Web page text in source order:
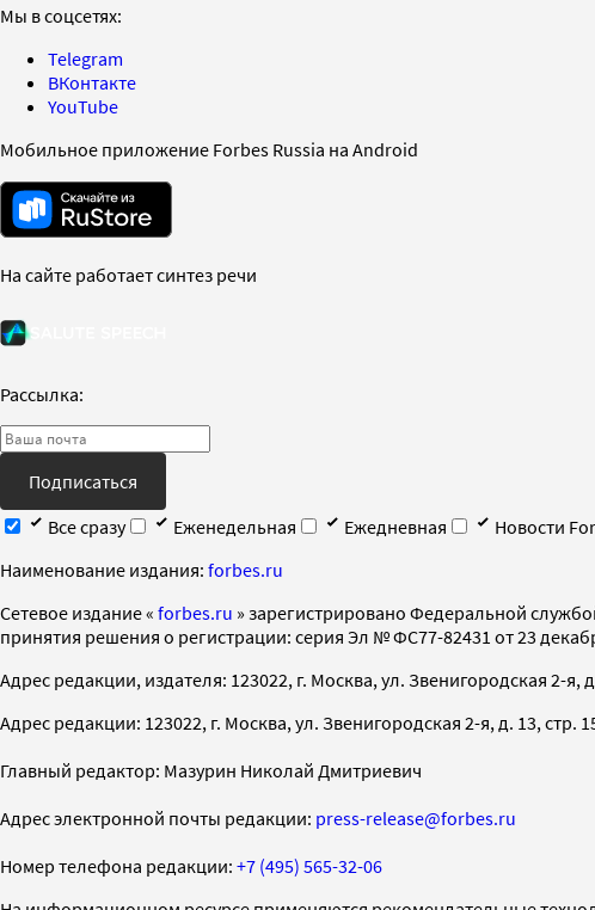
Мы в соцсетях:
Telegram
ВКонтакте
YouTube
Мобильное приложение Forbes Russia на Android
На сайте работает синтез речи
Рассылка:
Подписаться
Все сразу
Еженедельная Ежедневная
Новости
Наименование издания: forbes.ru
Cетевое издание « forbes.ru » зарегистрировано Федеральной
принятия решения о регистрации: серия Эл № ФС77-82431 от 23
Адрес редакции, издателя: 123022, г. Москва, ул. Звенигородская 2-я,
Адрес редакции: 123022, г. Москва, ул. Звенигородская 2-я, д. 13, стр.
Главный редактор: Мазурин Николай Дмитриевич
Адрес электронной почты редакции: press-release@forbes.ru
Номер телефона редакции: +7 (495) 565-32-06